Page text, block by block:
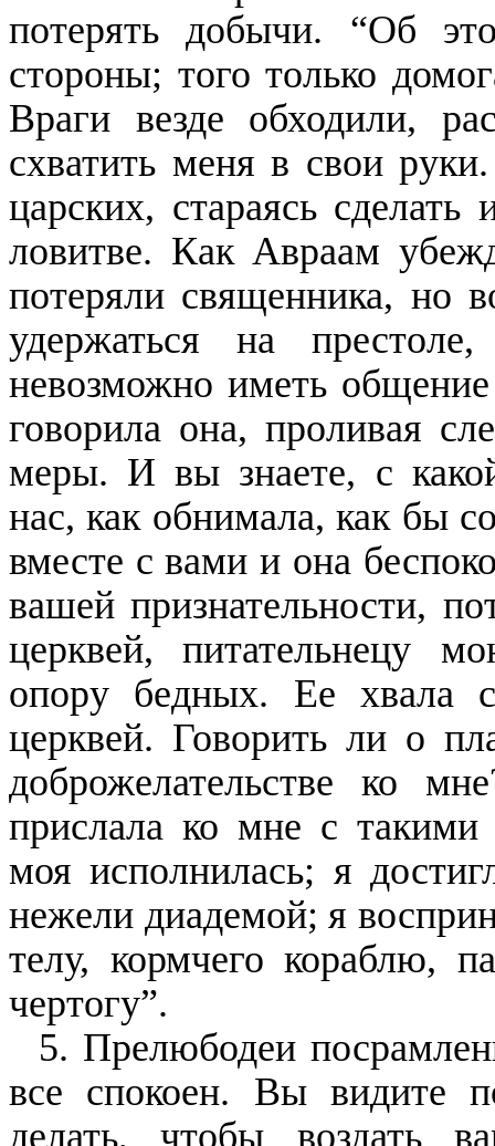
потерять добычи. “Об
стороны; того только
Враги везде обходили,
схватить меня в свои
царских, стараясь
ловитве. Как Авраам
потеряли священника, но
удержаться на
невозможно иметь
говорила она, проливая
меры. И вы знаете, с
нас, как обнимала, как бы
вместе с вами и она
вашей признательности,
церквей, питательнецу
опору бедных. Ее хвала
церквей. Говорить ли о
доброжелательстве ко
прислала ко мне с
моя исполнилась; я
нежели диадемой; я
телу, кормчего кораблю,
чертогу”.
5. Прелюбодеи
все спокоен. Вы видите
делать, чтобы воздать